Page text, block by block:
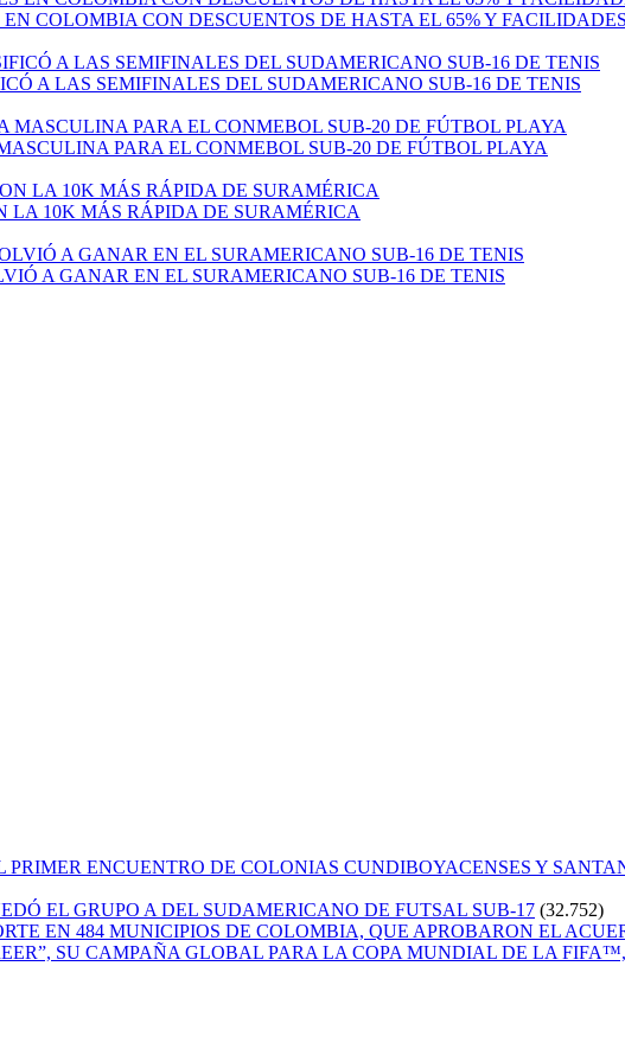
COLOMBIA CON DESCUENTOS DE HASTA EL 65% Y
A LAS SEMIFINALES DEL SUDAMERICANO SUB-16 DE TENIS
PARA EL CONMEBOL SUB-20 DE FÚTBOL PLAYA
LA 10K MÁS RÁPIDA DE SURAMÉRICA
A GANAR EN EL SURAMERICANO SUB-16 DE TENIS
PRIMER ENCUENTRO DE COLONIAS CUNDIBOYACENSES Y
EL GRUPO A DEL SUDAMERICANO DE FUTSAL SUB-17 (32.752)
EN 484 MUNICIPIOS DE COLOMBIA, QUE APROBARON EL
SU CAMPAÑA GLOBAL PARA LA COPA MUNDIAL DE LA